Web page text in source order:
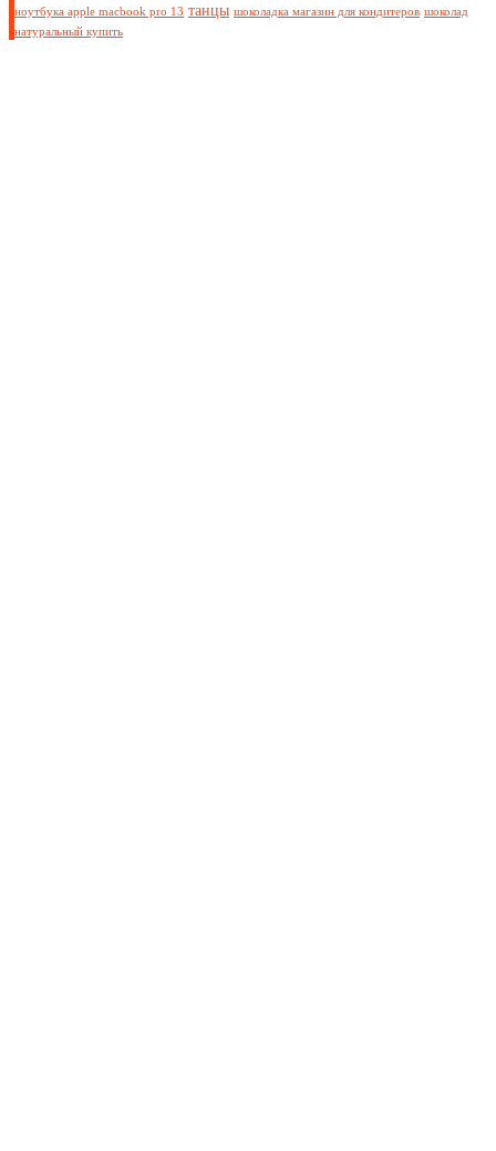
ноутбука apple macbook pro 13 танцы шоколадка магазин для кондитеров шоколад
натуральный купить